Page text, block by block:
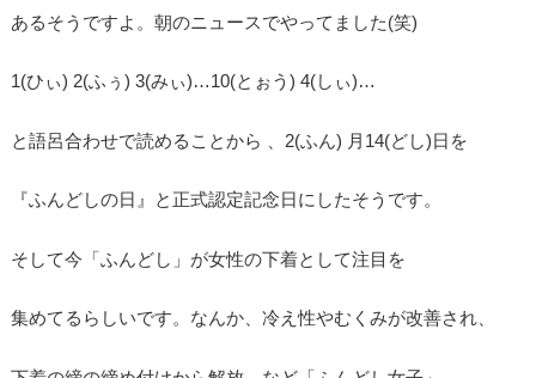
あるそうですよ。朝のニュースでやってました(笑)
1(ひぃ) 2(ふぅ) 3(みぃ)…10(とぉう) 4(しぃ)…
と語呂合わせで読めることから 、2(ふん) 月14(どし)日を
『ふんどしの日』と正式認定記念日にしたそうです。
そして今「ふんどし」が女性の下着として注目を
集めてるらしいです。なんか、冷え性やむくみが改善され、